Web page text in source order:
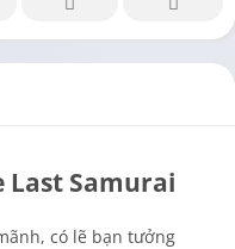
Last Samurai
có lẽ bạn tưởng